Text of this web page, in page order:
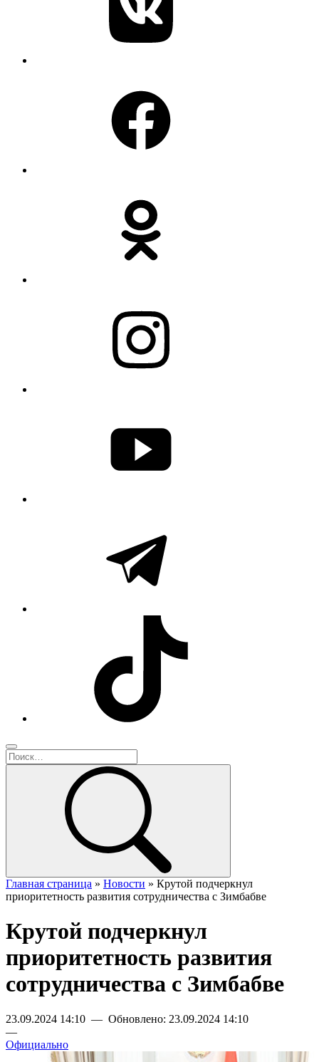
Главная страница » Новости » Крутой подчеркнул
приоритетность развития сотрудничества с Зимбабве
Крутой подчеркнул
приоритетность развития
сотрудничества с Зимбабве
23.09.2024 14:10 — Обновлено: 23.09.2024 14:10
—
Официально